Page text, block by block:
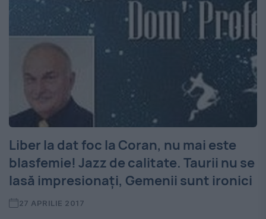
Liber la dat foc la Coran, nu mai este
blasfemie! Jazz de calitate. Taurii nu se
lasă impresionați, Gemenii sunt ironici
27 APRILIE 2017